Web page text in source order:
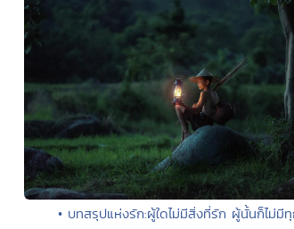
• บทสรุปแห่งรัก:ผู้ใดไม่มีสิ่งที่รัก ผู้นั้นก็ไม่มี